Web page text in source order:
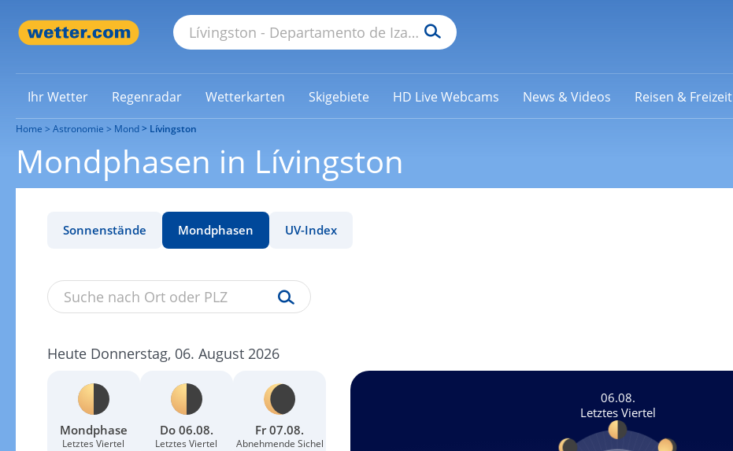
Ihr Wetter Regenradar Wetterkarten Skigebiete HD Live Webcams News & Videos Reisen & Freizeit
Home Astronomie Mond Lívingston
Mondphasen in Lívingston
Sonnenstände Mondphasen UV-Index
Heute Donnerstag, 06. August 2026
Mondphase
Letztes Viertel
Do 06.08.
Letztes Viertel
Fr 07.08.
Abnehmende Sichel
06.08.
Letztes Viertel